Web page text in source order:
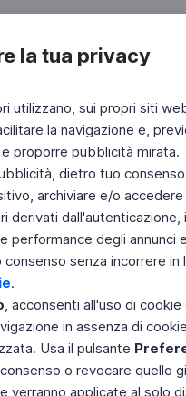
la tua privacy
utilizzano, sui propri siti
la navigazione e,
proporre pubblicità mirata.
dietro tuo
archiviare e/o
derivati
performance degli
senza incorrere
.
, acconsenti all'uso di
in assenza di
Usa il pulsante
o revocare quello
verranno applicate al solo